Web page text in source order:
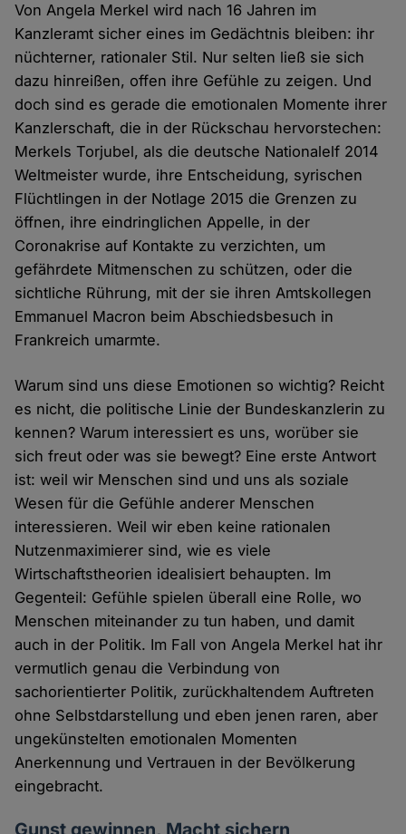
Von Angela Merkel wird nach 16 Jahren im
Kanzleramt sicher eines im Gedächtnis bleiben: ihr
nüchterner, rationaler Stil. Nur selten ließ sie sich
dazu hinreißen, offen ihre Gefühle zu zeigen. Und
doch sind es gerade die emotionalen Momente ihrer
Kanzlerschaft, die in der Rückschau hervorstechen:
Merkels Torjubel, als die deutsche Nationalelf 2014
Weltmeister wurde, ihre Entscheidung, syrischen
Flüchtlingen in der Notlage 2015 die Grenzen zu
öffnen, ihre eindringlichen Appelle, in der
Coronakrise auf Kontakte zu verzichten, um
gefährdete Mitmenschen zu schützen, oder die
sichtliche Rührung, mit der sie ihren Amtskollegen
Emmanuel Macron beim Abschiedsbesuch in
Frankreich umarmte.
Warum sind uns diese Emotionen so wichtig? Reicht
es nicht, die politische Linie der Bundeskanzlerin zu
kennen? Warum interessiert es uns, worüber sie
sich freut oder was sie bewegt? Eine erste Antwort
ist: weil wir Menschen sind und uns als soziale
Wesen für die Gefühle anderer Menschen
interessieren. Weil wir eben keine rationalen
Nutzenmaximierer sind, wie es viele
Wirtschaftstheorien idealisiert behaupten. Im
Gegenteil: Gefühle spielen überall eine Rolle, wo
Menschen miteinander zu tun haben, und damit
auch in der Politik. Im Fall von Angela Merkel hat ihr
vermutlich genau die Verbindung von
sachorientierter Politik, zurückhaltendem Auftreten
ohne Selbstdarstellung und eben jenen raren, aber
ungekünstelten emotionalen Momenten
Anerkennung und Vertrauen in der Bevölkerung
eingebracht.
Gunst gewinnen, Macht sichern